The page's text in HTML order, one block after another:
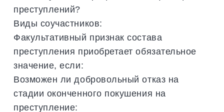
преступлений?
Виды соучастников:
Факультативный признак состава
преступления приобретает обязательное
значение, если:
Возможен ли добровольный отказ на
стадии оконченного покушения на
преступление: